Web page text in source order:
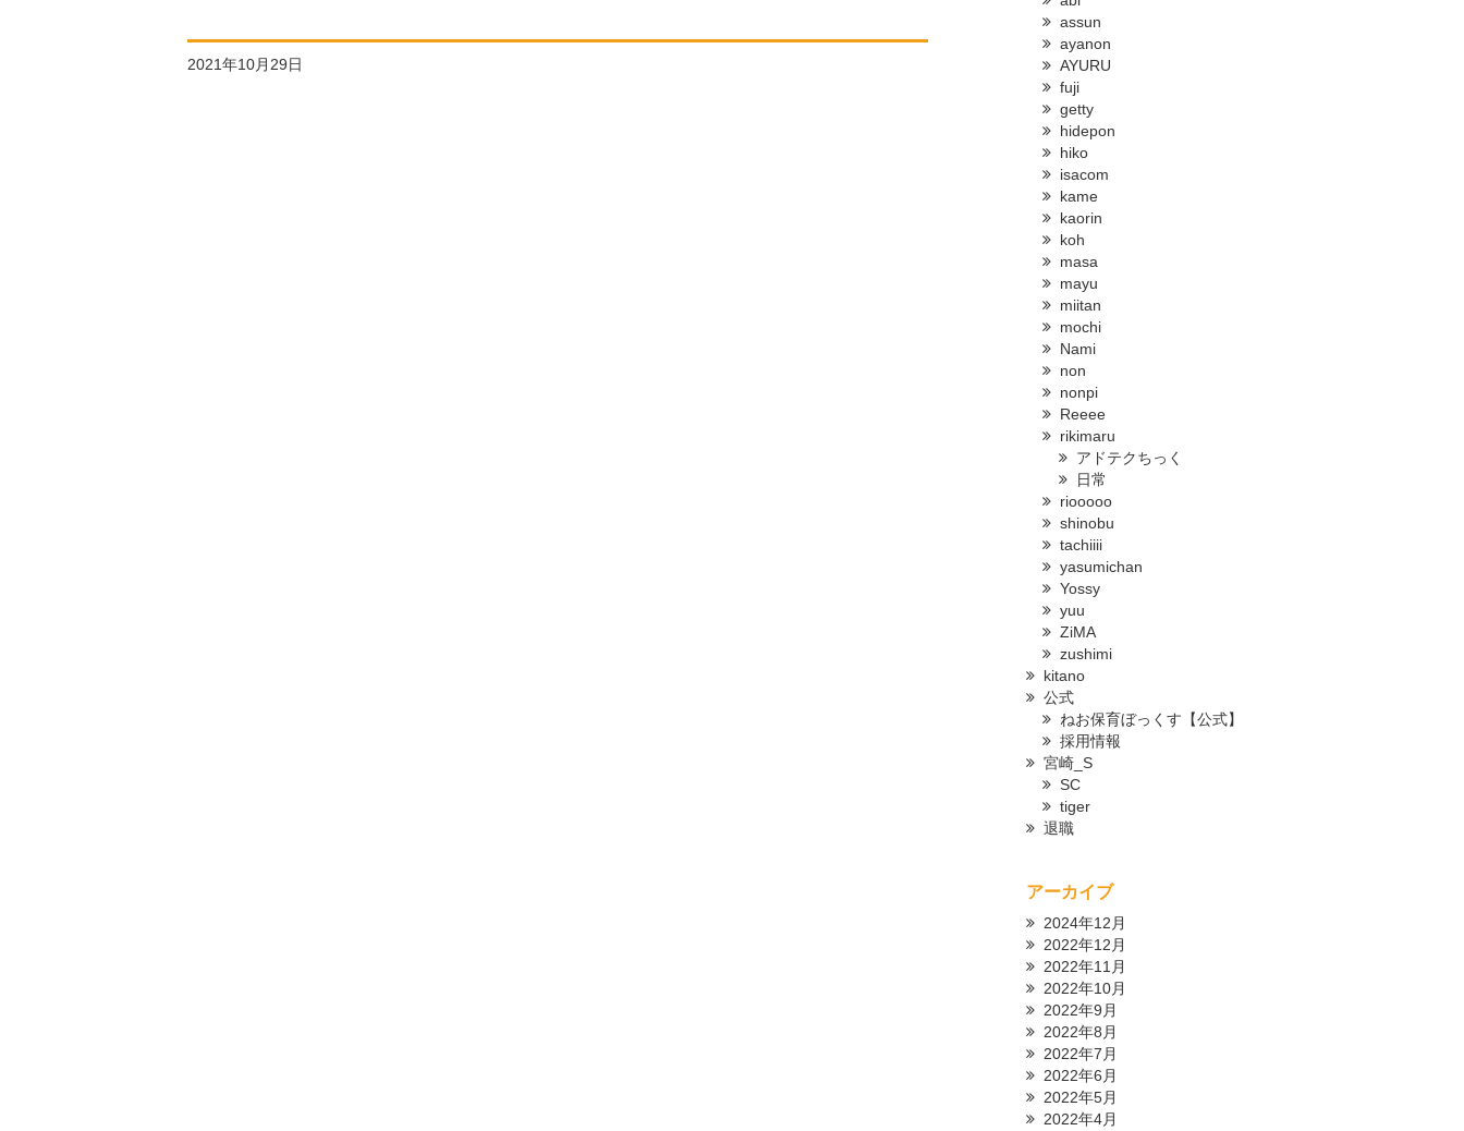
2021年10月29日
assun
ayanon
AYURU
fuji
getty
hidepon
hiko
isacom
kame
kaorin
koh
masa
mayu
miitan
mochi
Nami
non
nonpi
Reeee
rikimaru
アドテクちっく
日常
riooooo
shinobu
tachiiii
yasumichan
Yossy
yuu
ZiMA
zushimi
kitano
公式
ねお保育ぼっくす【公式】
採用情報
宮崎_S
SC
tiger
退職
アーカイブ
2024年12月
2022年12月
2022年11月
2022年10月
2022年9月
2022年8月
2022年7月
2022年6月
2022年5月
2022年4月